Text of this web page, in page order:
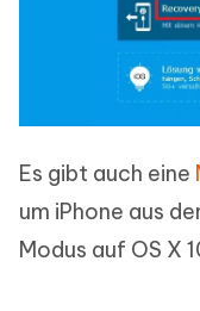
Es gibt auch eine
um iPhone aus
Modus auf OS X